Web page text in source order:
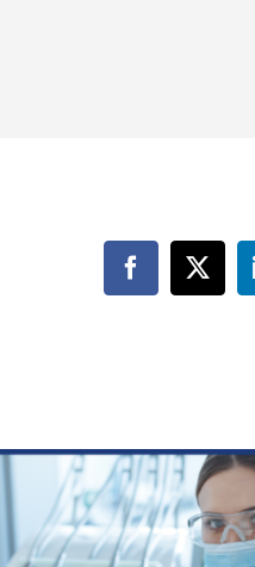
Facebook
X